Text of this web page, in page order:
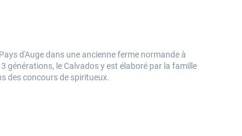
d'Auge dans une ancienne ferme normande à
générations, le Calvados y est élaboré par la famille
des concours de spiritueux.